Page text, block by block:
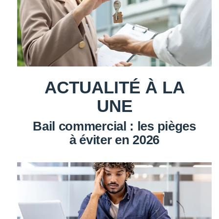
ACTUALITÉ À LA
UNE
Bail commercial : les pièges
à éviter en 2026